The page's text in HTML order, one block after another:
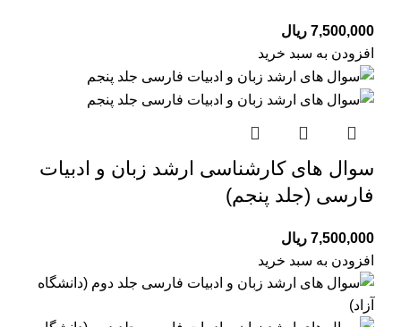
7,500,000 ریال
افزودن به سبد خرید
سوال های کارشناسی ارشد زبان و ادبیات
فارسی (جلد پنجم)
7,500,000 ریال
افزودن به سبد خرید